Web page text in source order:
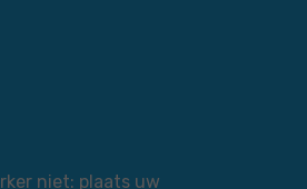
niet: plaats uw